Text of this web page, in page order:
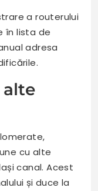
a routerului
în lista de
adresa
alte
cu alte
canal. Acest
și duce la